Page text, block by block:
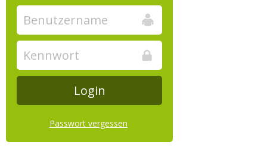
Passwort vergessen